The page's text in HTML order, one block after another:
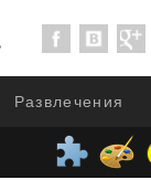
Развлечения